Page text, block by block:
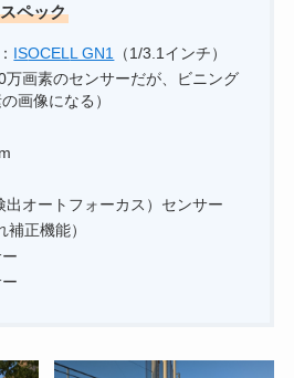
ペック
ISOCEL L GN1
（1/3.1インチ）
万画素のセンサーだが、ビニング
画像になる）
出オートフォーカス）センサー
補正機能）